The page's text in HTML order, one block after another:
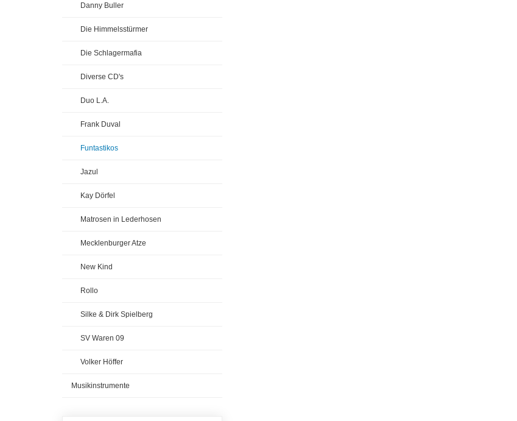
Danny Buller
Die Himmelsstürmer
Die Schlagermafia
Diverse CD's
Duo L.A.
Frank Duval
Funtastikos
Jazul
Kay Dörfel
Matrosen in Lederhosen
Mecklenburger Atze
New Kind
Rollo
Silke & Dirk Spielberg
SV Waren 09
Volker Höffer
Musikinstrumente